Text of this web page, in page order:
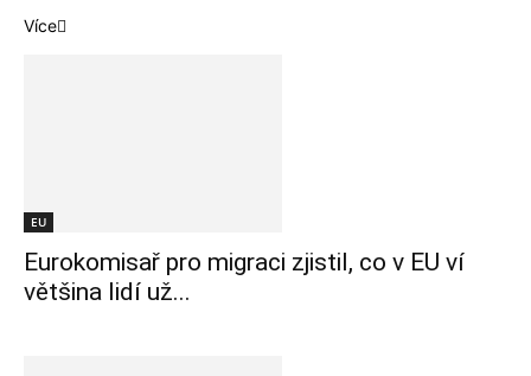
Více
EU
Eurokomisař pro migraci zjistil, co v EU ví
většina lidí už...